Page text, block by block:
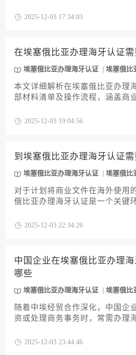
围、办理时效、费用透明度等12
2025-12-03 17:34:03
在埃塞俄比亚办理海牙认证
埃塞俄比亚办理海牙认证 埃塞俄比
本文详细解析在埃塞俄比亚办理
部材料清单及操作流程，涵盖商
认证机构选择、常见问题解决方
2025-12-03 19:04:56
到埃塞俄比亚办理海牙认证
埃塞俄比亚办理海牙认证 埃塞俄比
对于计划将商业文件在海外使用
俄比亚办理海牙认证是一个关键
求、办理流程、常见误区及高效
2025-12-03 22:34:26
中国企业在埃塞俄比亚办理
哪些
埃塞俄比亚办理海牙认证 埃塞俄比
随着中埃经贸合作深化，中国企
资或处理商务事务时，常需办理
证的机构选择关乎效率与合规性
2025-12-03 23:44:46